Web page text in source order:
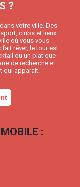
?
votre ville. Des
clubs et lieux
où vous vous
rêver, le tour est
ou un plat que
de recherche et
qui apparait.
: